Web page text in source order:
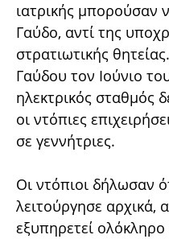
ιατρικής μπορούσαν
Γαύδο, αντί της
στρατιωτικής
Γαύδου τον Ιούνιο
ηλεκτρικός σταθμός
οι ντόπιες
σε γεννήτριες.
Οι ντόπιοι δήλωσαν
λειτούργησε αρχικά,
εξυπηρετεί ολόκληρο